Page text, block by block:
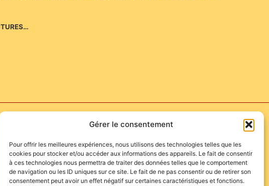
Gérer le consentement
Pour offrir les meilleures expériences, nous utilisons des technologies telles que les
cookies pour stocker et/ou accéder aux informations des appareils. Le fait de consentir
à ces technologies nous permettra de traiter des données telles que le comportement
de navigation ou les ID uniques sur ce site. Le fait de ne pas consentir ou de retirer son
consentement peut avoir un effet négatif sur certaines caractéristiques et fonctions.